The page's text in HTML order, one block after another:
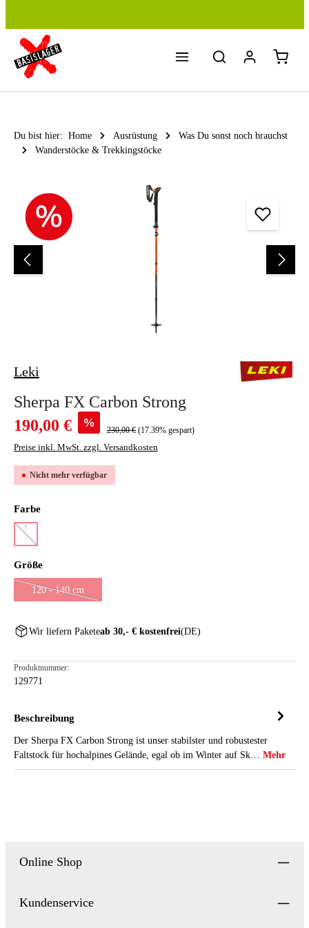
Du bist hier: Home Ausrüstung
Was Du sonst noch brauchst
Wanderstöcke & Trekkingstöcke
Leki
Sherpa FX Carbon Strong
Verkaufspreis:
190,00 € %
230,00 € (17.39% gespart)
Preise inkl. MwSt. zzgl. Versandkosten
Nicht mehr verfügbar
Farbeauswählen
orange/denimblue
(Diese Option ist zurzeit nicht verfügbar.)
Größeauswählen
120 - 140 cm
(Diese Option ist zurzeit nicht verfügbar.)
Wir liefern Paketeab 30,- € kostenfrei(DE)
Produktnummer:
129771
Beschreibung
Der Sherpa FX Carbon Strong ist unser stabilster und robustester
Faltstock für hochalpines Gelände, egal ob im Winter auf Sk… Mehr
Online Shop
Kundenservice